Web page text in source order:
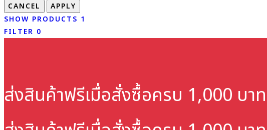
SHOW PRODUCTS 1
FILTER 0
ส่งสินค้าฟรีเมื่อสั่งซื้อครบ 1,000 บาท